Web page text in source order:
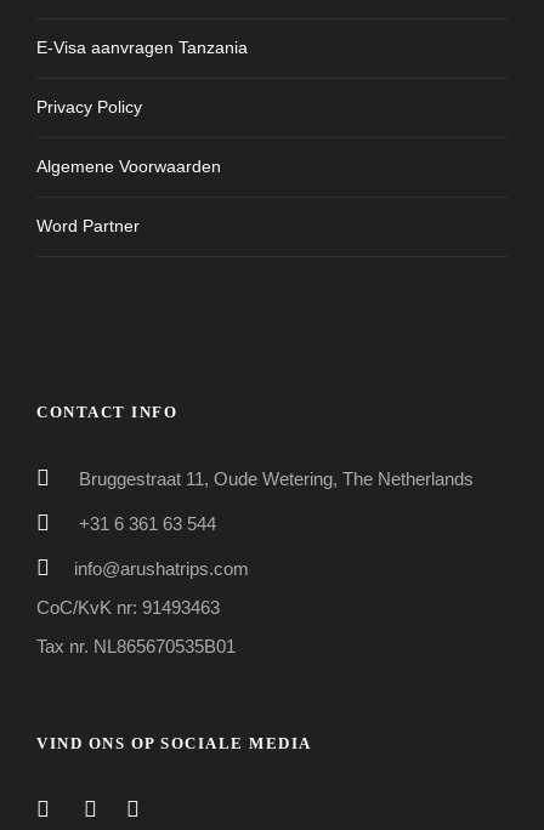
E-Visa aanvragen Tanzania
Privacy Policy
Algemene Voorwaarden
Word Partner
CONTACT INFO
Bruggestraat 11, Oude Wetering, The Netherlands
+31 6 361 63 544
info@arushatrips.com
CoC/KvK nr: 91493463
Tax nr. NL865670535B01
VIND ONS OP SOCIALE MEDIA